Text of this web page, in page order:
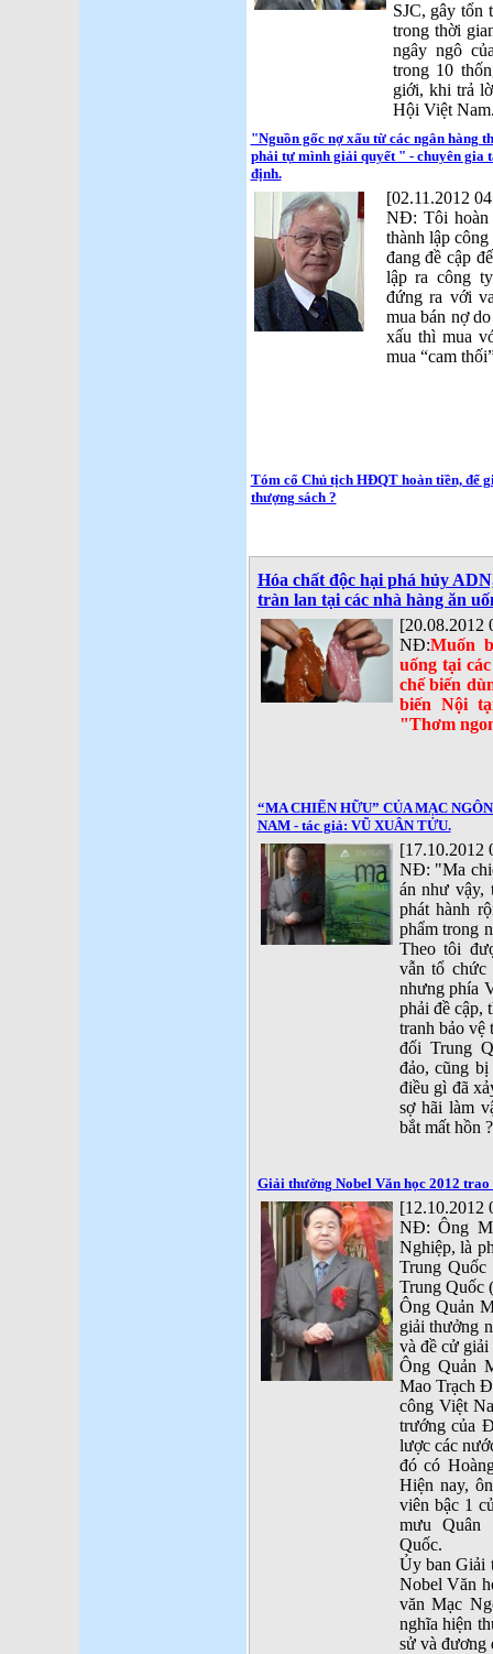
SJC, gây tổn
trong thời
ngây ngô
trong 10
giới, khi trả
Hội Việt
"Nguồn gốc nợ xấu từ các ngân hàng
phải tự mình giải quyết " - chuyên gia
định.
[02.11.2012
NĐ: Tôi hoàn
thành lập
đang đề cập
lập ra công
đứng ra với
mua bán nợ
xấu thì mua
mua “cam
Tóm cổ Chủ tịch HĐQT hoàn tiền, để
thượng sách ?
Hóa chất độc hại phá hủy
tràn lan tại các nhà hàng ăn
[20.08.2012
NĐ:Muốn
uống tại
chế biến
biến Nội
"Thơm
“MA CHIẾN HỮU” CỦA MẠC
NAM - tác giả: VŨ XUÂN TỬU.
[17.10.2012
NĐ: "Ma
án như vậy,
phát hành
phẩm trong
Theo tôi
vẫn tổ chức
nhưng phía
phải đề cập,
tranh bảo vệ
đối Trung
đảo, cũng
điều gì đã
sợ hãi làm
bắt mất hồn
Giải thưởng Nobel Văn học 2012
[12.10.2012
NĐ: Ông
Nghiệp, là
Trung Quốc
Trung Quốc
Ông Quản
giải thưởng
và đề cử
Ông Quản
Mao Trạch
công Việt
trướng của
lược các
đó có
Hiện nay,
viên bậc 1
mưu Quân
Quốc.
Ủy ban Giải
Nobel Văn
văn Mạc
nghĩa hiện
sử và đương